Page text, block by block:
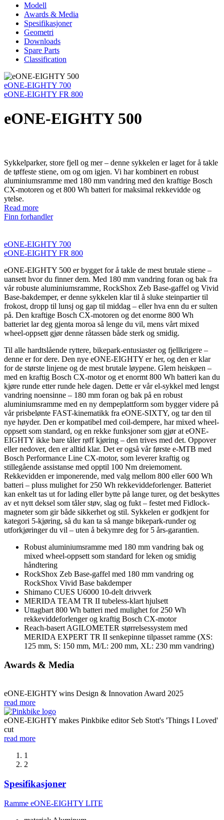
Modell
Awards & Media
Spesifikasjoner
Geometri
Downloads
Spare Parts
Classification
eONE-EIGHTY 700
eONE-EIGHTY FR 800
eONE-EIGHTY 500
Sykkelparker, store fjell og mer – denne sykkelen er laget for å takle
de tøffeste stiene, om og om igjen. Vi har kombinert en robust
aluminiumsramme med 180 mm vandring med den kraftige Bosch
CX-motoren og et 800 Wh batteri for maksimal rekkevidde og
ytelse.
Read more
Finn forhandler
eONE-EIGHTY 700
eONE-EIGHTY FR 800
eONE-EIGHTY 500 er bygget for å takle de mest brutale stiene –
uansett hvor du finner dem. Med 180 mm vandring foran og bak fra
vår robuste aluminiumsramme, RockShox Zeb Base-gaffel og Vivid
Base-bakdemper, er denne sykkelen klar til å sluke steinpartier til
frokost, dropp til lunsj og gap til middag – eller hva enn du er sulten
på. Den kraftige Bosch CX-motoren og det enorme 800 Wh
batteriet lar deg gjenta moroa så lenge du vil, mens vårt mixed
wheel-oppsett gjør denne råtassen både sterk og smidig.
Til alle hardtslående ryttere, bikepark-entusiaster og fjellkrigere –
denne er for dere. Den nye eONE-EIGHTY er her, og den er klar
for de største linjene og de mest brutale løypene. Glem heiskøen –
med en kraftig Bosch CX-motor og et enormt 800 Wh batteri kan du
kjøre runde etter runde hele dagen. Dette er vår el-sykkel med lengst
vandring noensinne – 180 mm foran og bak på en robust
aluminiumsramme med en ny dempeplattform som bygger videre på
vår prisbelønte FAST-kinematikk fra eONE-SIXTY, og tar den til
nye høyder. Den er kompatibel med coil-dempere, har mixed wheel-
oppsett som standard, og en rekke funksjoner som gjør at eONE-
EIGHTY ikke bare tåler røff kjøring – den trives med det. Oppover
eller nedover, den er alltid klar. Det er også vår første e-MTB med
Bosch Performance Line CX-motor, som leverer kraftig og
stillegående assistanse med opptil 100 Nm dreiemoment.
Rekkevidden er imponerende, med valg mellom 800 eller 600 Wh
batteri – pluss mulighet for 250 Wh rekkeviddeforlenger. Batteriet
kan enkelt tas ut for lading eller bytte på lange turer, og det beskyttes
av et nytt deksel som tåler støv, slag og fukt – festet med Fidlock-
magneter som gir både sikkerhet og stil. Sykkelen er godkjent for
kategori 5-kjøring, så du kan ta så mange bikepark-runder og
utforkjøringer du vil – uten å bekymre deg for 5 års-garantien.
Robust aluminiumsramme med 180 mm vandring bak og
mixed wheel-oppsett som standard for leken og smidig
håndtering
RockShox Zeb Base-gaffel med 180 mm vandring og
RockShox Vivid Base bakdemper
Shimano CUES U6000 10-delt drivverk
MERIDA TEAM TR II tubeless-klart hjulsett
Uttagbart 800 Wh batteri med mulighet for 250 Wh
rekkeviddeforlenger og kraftig Bosch CX-motor
Reach-basert AGILOMETER størrelsessystem med
MERIDA EXPERT TR II senkepinne tilpasset ramme (XS:
125 mm, S: 150 mm, M/L: 200 mm, XL: 230 mm vandring)
Awards & Media
eONE-EIGHTY wins Design & Innovation Award 2025
read more
eONE-EIGHTY makes Pinkbike editor Seb Stott's 'Things I Loved'
cut
read more
1
2
Spesifikasjoner
Ramme eONE-EIGHTY LITE